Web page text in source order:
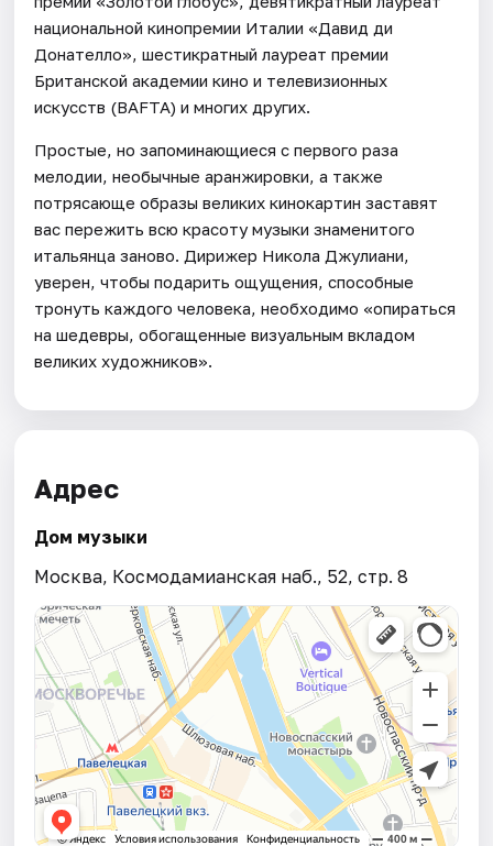
национальной кинопремии Италии «Давид ди
Донателло», шестикратный лауреат премии
Британской академии кино и телевизионных
искусств (BAFTA) и многих других.
Простые, но запоминающиеся с первого раза
мелодии, необычные аранжировки, а также
потрясающе образы великих кинокартин заставят
вас пережить всю красоту музыки знаменитого
итальянца заново. Дирижер Никола Джулиани,
уверен, чтобы подарить ощущения, способные
тронуть каждого человека, необходимо «опираться
на шедевры, обогащенные визуальным вкладом
великих художников».
Адрес
Дом музыки
Москва, Космодамианская наб., 52, стр. 8